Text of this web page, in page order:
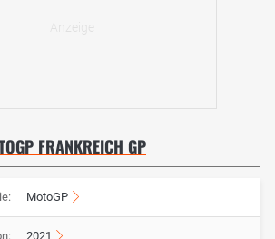
FRANKREICH GP
MotoGP
2021